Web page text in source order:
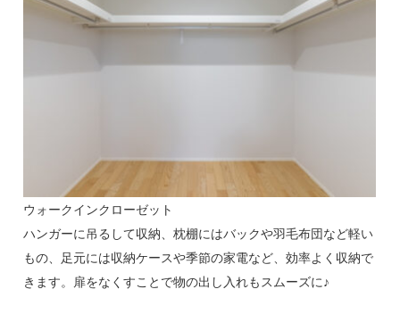
ウォークインクローゼット
ハンガーに吊るして収納、枕棚にはバックや羽毛布団など軽い
もの、足元には収納ケースや季節の家電など、効率よく収納で
きます。扉をなくすことで物の出し入れもスムーズに♪